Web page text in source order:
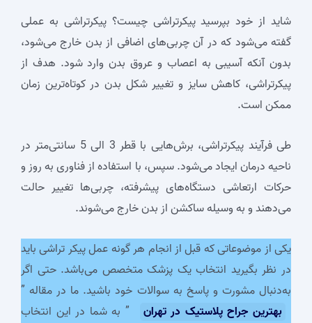
شاید از خود بپرسید پیکرتراشی چیست؟ پیکرتراشی به عملی
گفته می‌شود که در آن چربی‌های اضافی از بدن خارج می‌شود،
بدون آنکه آسیبی به اعصاب و عروق بدن وارد شود. هدف از
پیکرتراشی، کاهش سایز و تغییر شکل بدن در کوتاه‌ترین زمان
ممکن است.
طی فرآیند پیکرتراشی، برش‌هایی با قطر 3 الی 5 سانتی‌متر در
ناحیه درمان ایجاد می‌شود. سپس، با استفاده از فناوری به روز و
حرکات ارتعاشی دستگاه‌های پیشرفته، چربی‌ها تغییر حالت
می‌دهند و به وسیله ساکشن از بدن خارج می‌شوند.
یکی از موضوعاتی که قبل از انجام هر گونه عمل پیکر تراشی باید
در نظر بگیرید انتخاب یک پزشک متخصص می‌باشد. حتی اگر
به‌دنبال مشورت و پاسخ به سوالات خود باشید. ما در مقاله ”
بهترین جراح پلاستیک در تهران
” به شما در این انتخاب